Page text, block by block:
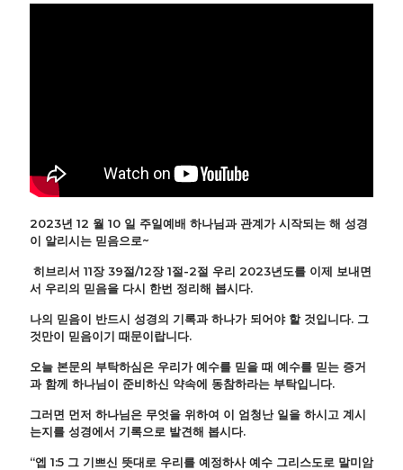
2023년 12 월 10 일 주일예배 하나님과 관계가 시작되는 해 성경
이 알리시는 믿음으로~
히브리서 11장 39절/12장 1절-2절 우리 2023년도를 이제 보내면
서 우리의 믿음을 다시 한번 정리해 봅시다.
나의 믿음이 반드시 성경의 기록과 하나가 되어야 할 것입니다. 그
것만이 믿음이기 때문이랍니다.
오늘 본문의 부탁하심은 우리가 예수를 믿을 때 예수를 믿는 증거
과 함께 하나님이 준비하신 약속에 동참하라는 부탁입니다.
그러면 먼저 하나님은 무엇을 위하여 이 엄청난 일을 하시고 계시
는지를 성경에서 기록으로 발견해 봅시다.
“엡 1:5 그 기쁘신 뜻대로 우리를 예정하사 예수 그리스도로 말미암